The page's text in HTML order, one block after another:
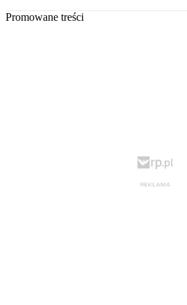
Promowane treści